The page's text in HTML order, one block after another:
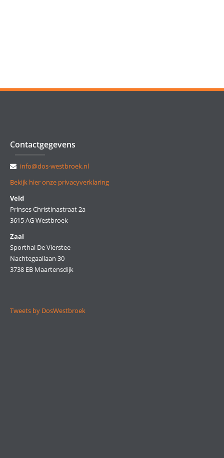
Contactgegevens
info@dos-westbroek.nl
Bekijk hier onze privacyverklaring
Veld
Prinses Christinastraat 2a
3615 AG Westbroek
Zaal
Sporthal De Vierstee
Nachtegaallaan 30
3738 EB Maartensdijk
Tweets by DosWestbroek